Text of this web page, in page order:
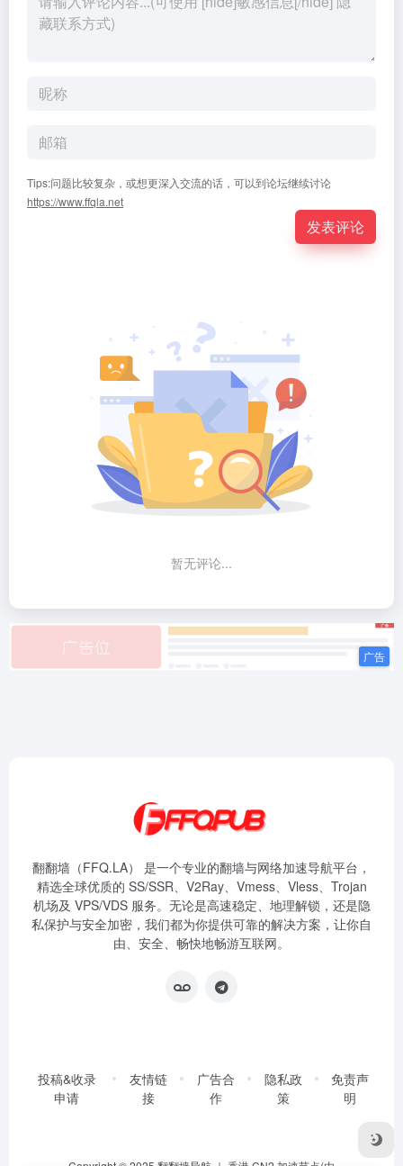
Tips:问题比较复杂，或想更深入交流的话，可以到论坛继续讨论
https://www.ffqla.net
发表评论
暂无评论...
翻翻墙（FFQ.LA） 是一个专业的翻墙与网络加速导航平台，
精选全球优质的 SS/SSR、V2Ray、Vmess、Vless、Trojan
机场及 VPS/VDS 服务。无论是高速稳定、地理解锁，还是隐
私保护与安全加密，我们都为你提供可靠的解决方案，让你自
由、安全、畅快地畅游互联网。
投稿&收录
申请
友情链
接
广告合
作
隐私政
策
免责声
明